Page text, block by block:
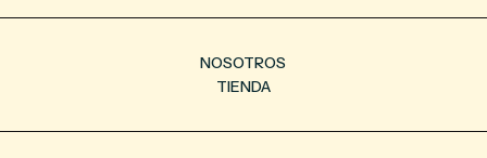
NOSOTROS
TIENDA